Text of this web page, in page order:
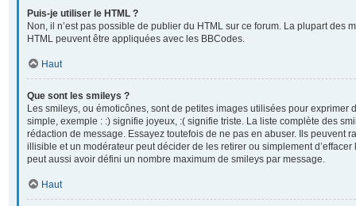
Puis-je utiliser le HTML ?
Non, il n’est pas possible de publier du HTML sur ce forum. La plupart des
HTML peuvent être appliquées avec les BBCodes.
Haut
Que sont les smileys ?
Les smileys, ou émoticônes, sont de petites images utilisées pour exprimer
simple, exemple : :) signifie joyeux, :( signifie triste. La liste complète des
rédaction de message. Essayez toutefois de ne pas en abuser. Ils peuvent
illisible et un modérateur peut décider de les retirer ou simplement d’effacer
peut aussi avoir défini un nombre maximum de smileys par message.
Haut